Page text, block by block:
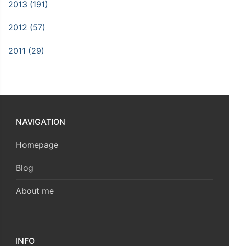
2013 (191)
2012 (57)
2011 (29)
NAVIGATION
Homepage
Blog
About me
INFO